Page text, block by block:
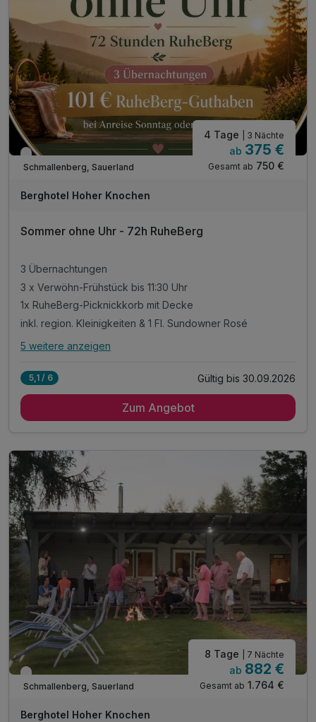
inkl. Nutzung der Bade- und Saunalandschaft
inkl. Leihbademantel
inkl. Parkplatz
inkl. WLAN
Nur noch bis September
Schmallenberg, Sauerland
4 Tage | 3 Nächte
ab 375 €
Gesamt ab 750 €
Berghotel Hoher Knochen
Sommer ohne Uhr - 72h RuheBerg
3 Übernachtungen
3 x Verwöhn-Frühstück bis 11:30 Uhr
1x RuheBerg-Picknickkorb mit Decke
inkl. region. Kleinigkeiten & 1 Fl. Sundowner Rosé
Alle Inklusivleistungen
3 x Verwöhn-Frühstück bis 11:30 Uhr
inkl. Kaffee & Kuchen am letzten Nachmittag
eine kleine Wanderkarte
Nutzung von Schwimmbad, Sauna & Kneipp-Tretbecken
Bademantel während des Aufenthaltes
inkl. Late Check Out bis 16:00 Uhr***
5 weitere anzeigen
5,1 / 6 Gültig bis 30.09.2026
Zum Angebot
Verfügbar bis Dezember
Schmallenberg, Sauerland
8 Tage | 7 Nächte
ab 882 €
Gesamt ab 1.764 €
Berghotel Hoher Knochen